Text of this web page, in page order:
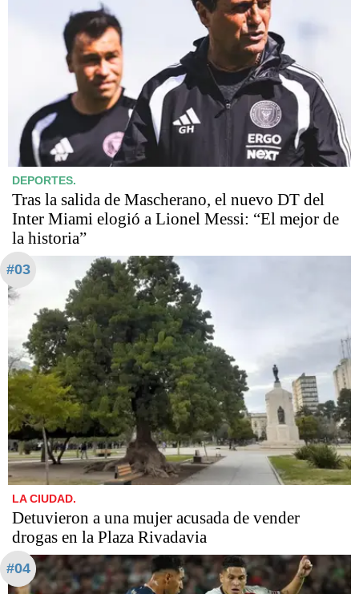
DEPORTES.
Tras la salida de Mascherano, el nuevo DT del
Inter Miami elogió a Lionel Messi: “El mejor de
la historia”
#03
LA CIUDAD.
Detuvieron a una mujer acusada de vender
drogas en la Plaza Rivadavia
#04